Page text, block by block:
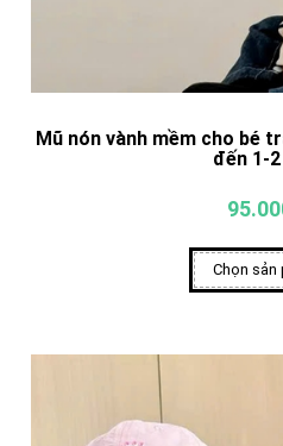
Mũ nón vành mềm cho bé
đến 1-
Chọn sản